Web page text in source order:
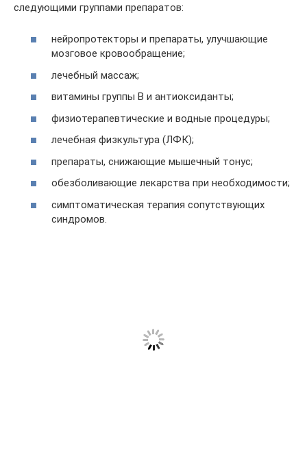
следующими группами препаратов:
нейропротекторы и препараты, улучшающие
мозговое кровообращение;
лечебный массаж;
витамины группы В и антиоксиданты;
физиотерапевтические и водные процедуры;
лечебная физкультура (ЛФК);
препараты, снижающие мышечный тонус;
обезболивающие лекарства при необходимости;
симптоматическая терапия сопутствующих
синдромов.